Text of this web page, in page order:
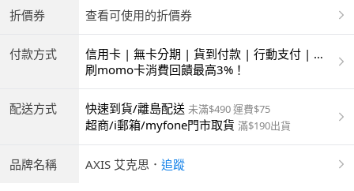
折價券 查看可使用的折價券
付款方式
信用卡 | 無卡分期 | 貨到付款 | 行動支付 | 超
商付款 | ATM | 銀聯卡
刷momo卡消費回饋最高3%！
配送方式 快速到貨/離島配送 未滿$490 運費$75
超商/i郵箱/myfone門市取貨 滿$190出貨
品牌名稱 AXIS 艾克思 ． 追蹤